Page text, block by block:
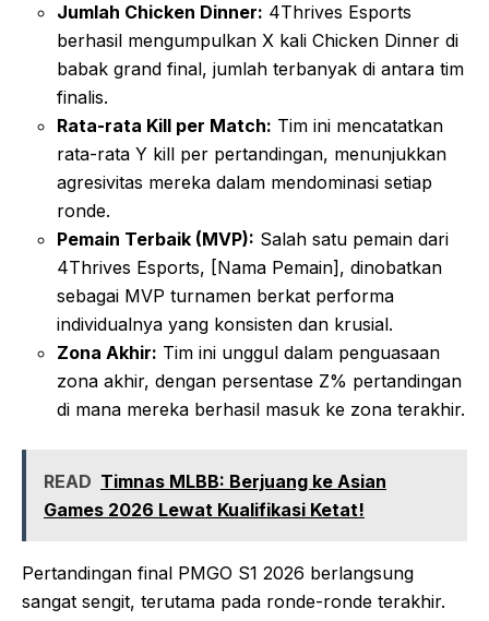
Jumlah Chicken Dinner: 4Thrives Esports
berhasil mengumpulkan X kali Chicken Dinner di
babak grand final, jumlah terbanyak di antara tim
finalis.
Rata-rata Kill per Match: Tim ini mencatatkan
rata-rata Y kill per pertandingan, menunjukkan
agresivitas mereka dalam mendominasi setiap
ronde.
Pemain Terbaik (MVP): Salah satu pemain dari
4Thrives Esports, [Nama Pemain], dinobatkan
sebagai MVP turnamen berkat performa
individualnya yang konsisten dan krusial.
Zona Akhir: Tim ini unggul dalam penguasaan
zona akhir, dengan persentase Z% pertandingan
di mana mereka berhasil masuk ke zona terakhir.
READ Timnas MLBB: Berjuang ke Asian
Games 2026 Lewat Kualifikasi Ketat!
Pertandingan final PMGO S1 2026 berlangsung
sangat sengit, terutama pada ronde-ronde terakhir.